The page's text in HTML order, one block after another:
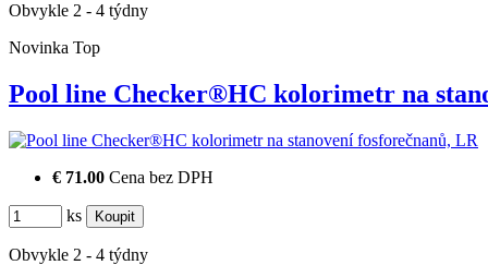
Obvykle 2 - 4 týdny
Novinka Top
Pool line Checker®HC kolorimetr na
€ 71.00 Cena bez DPH
ks
Obvykle 2 - 4 týdny